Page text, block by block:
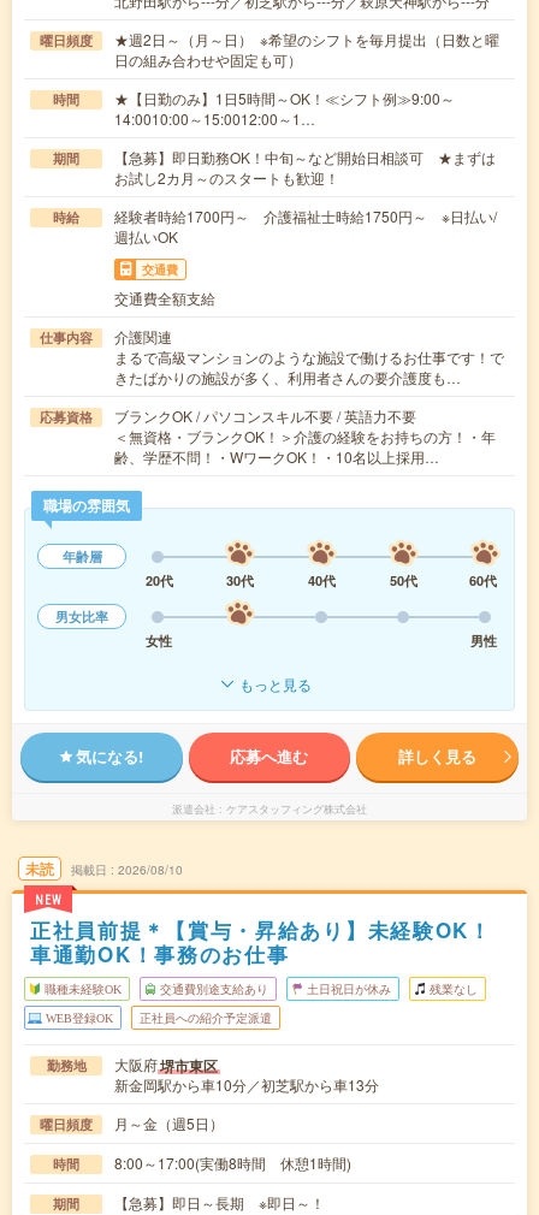
曜日頻度
★週2日～（月～日） ※希望のシフトを毎月提出（日数と曜
日の組み合わせや固定も可）
時間
★【日勤のみ】1日5時間～OK！≪シフト例≫9:00～
14:0010:00～15:0012:00～1…
期間
【急募】即日勤務OK！中旬～など開始日相談可 ★まずは
お試し2カ月～のスタートも歓迎！
時給
経験者時給1700円～ 介護福祉士時給1750円～ ※日払い/
週払いOK
交通費
交通費全額支給
仕事内容
介護関連
まるで高級マンションのような施設で働けるお仕事です！で
きたばかりの施設が多く、利用者さんの要介護度も…
応募資格
ブランクOK / パソコンスキル不要 / 英語力不要
＜無資格・ブランクOK！＞介護の経験をお持ちの方！・年
齢、学歴不問！・WワークOK！・10名以上採用…
職場の雰囲気
年齢層
20代
30代 40代 50代
60代
男女比率
女性
男性
もっと見る
気になる! 応募へ進む 詳しく見る
派遣会社 ケアスタッフィング株式会社
未読
NEW
掲載日 2026/08/10
正社員前提＊【賞与・昇給あり】未経験OK！
車通勤OK！事務のお仕事
職種未経験OK 交通費別途支給あり 土日祝日が休み 残業なし
WEB登録OK 正社員への紹介予定派遣
勤務地 大阪府堺市東区
新金岡駅から車10分／初芝駅から車13分
曜日頻度 月～金（週5日）
時間 8:00～17:00(実働8時間 休憩1時間)
期間 【急募】即日～長期 ※即日～！